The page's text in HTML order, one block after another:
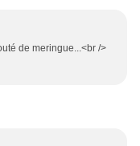
de meringue...<br />